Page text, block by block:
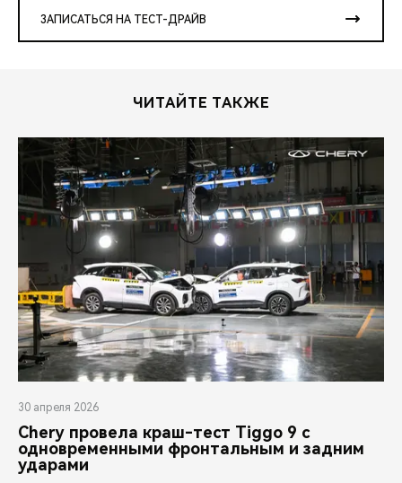
ЗАПИСАТЬСЯ НА ТЕСТ-ДРАЙВ
ЧИТАЙТЕ ТАКЖЕ
30 апреля 2026
Chery провела краш-тест Tiggo 9 с
одновременными фронтальным и задним
ударами